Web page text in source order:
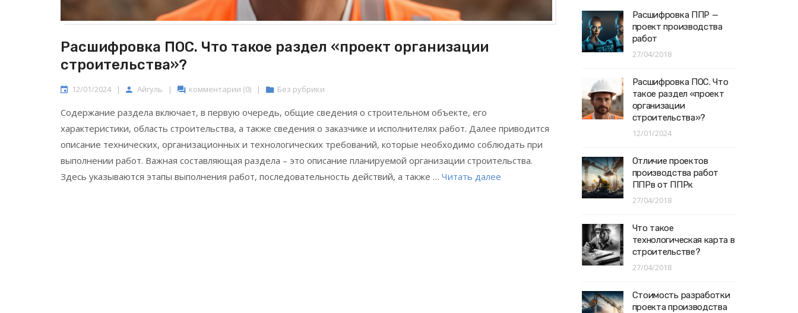
Расшифровка ПОС. Что такое раздел «проект организации
строительства»?
12/01/2024 | Айгуль | комментарии (0) | Без рубрики
Содержание раздела включает, в первую очередь, общие сведения о строительном объекте, его
характеристики, область строительства, а также сведения о заказчике и исполнителях работ. Далее приводится
описание технических, организационных и технологических требований, которые необходимо соблюдать при
выполнении работ. Важная составляющая раздела – это описание планируемой организации строительства.
Здесь указываются этапы выполнения работ, последовательность действий, а также … Читать далее
Расшифровка ППР —
проект производства
работ
27/04/2018
Расшифровка ПОС. Что
такое раздел «проект
организации
строительства»?
12/01/2024
Отличие проектов
производства работ
ППРв от ППРк
27/04/2018
Что такое
технологическая карта в
строительстве?
27/04/2018
Стоимость разработки
проекта производства